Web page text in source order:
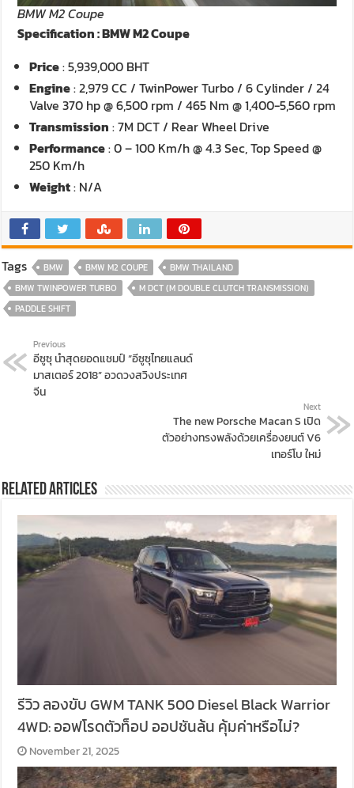
BMW M2 Coupe
Specification : BMW M2 Coupe
Price: 5,939,000 BHT
Engine: 2,979 CC / TwinPower Turbo / 6 Cylinder / 24
Valve 370 hp @ 6,500 rpm / 465 Nm @ 1,400-5,560 rpm
Transmission : 7M DCT / Rear Wheel Drive
Performance: 0 – 100 Km/h @ 4.3 Sec, Top Speed @
250 Km/h
Weight: N/A
Tags BMW BMW M2 COUPE
BMW THAILAND
BMW TWINPOWER TURBO
M DCT (M DOUBLE CLUTCH TRANSMISSION)
PADDLE SHIFT
Previous
อีซูซุ นำสุดยอดแชมป์ “อีซูซุไทยแลนด์
มาสเตอร์ 2018” อวดวงสวิงประเทศ
จีน
Next
The new Porsche Macan S เปิด
ตัวอย่างทรงพลังด้วยเครื่องยนต์ V6
เทอร์โบ ใหม่
Related Articles
รีวิว ลองขับ GWM TANK 500 Diesel Black Warrior
4WD: ออฟโรดตัวท็อป ออปชันล้น คุ้มค่าหรือไม่?
November 21, 2025